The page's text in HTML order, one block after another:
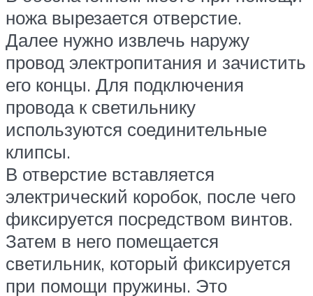
ножа вырезается отверстие.
Далее нужно извлечь наружу
провод электропитания и зачистить
его концы. Для подключения
провода к светильнику
используются соединительные
клипсы.
В отверстие вставляется
электрический коробок, после чего
фиксируется посредством винтов.
Затем в него помещается
светильник, который фиксируется
при помощи пружины. Это